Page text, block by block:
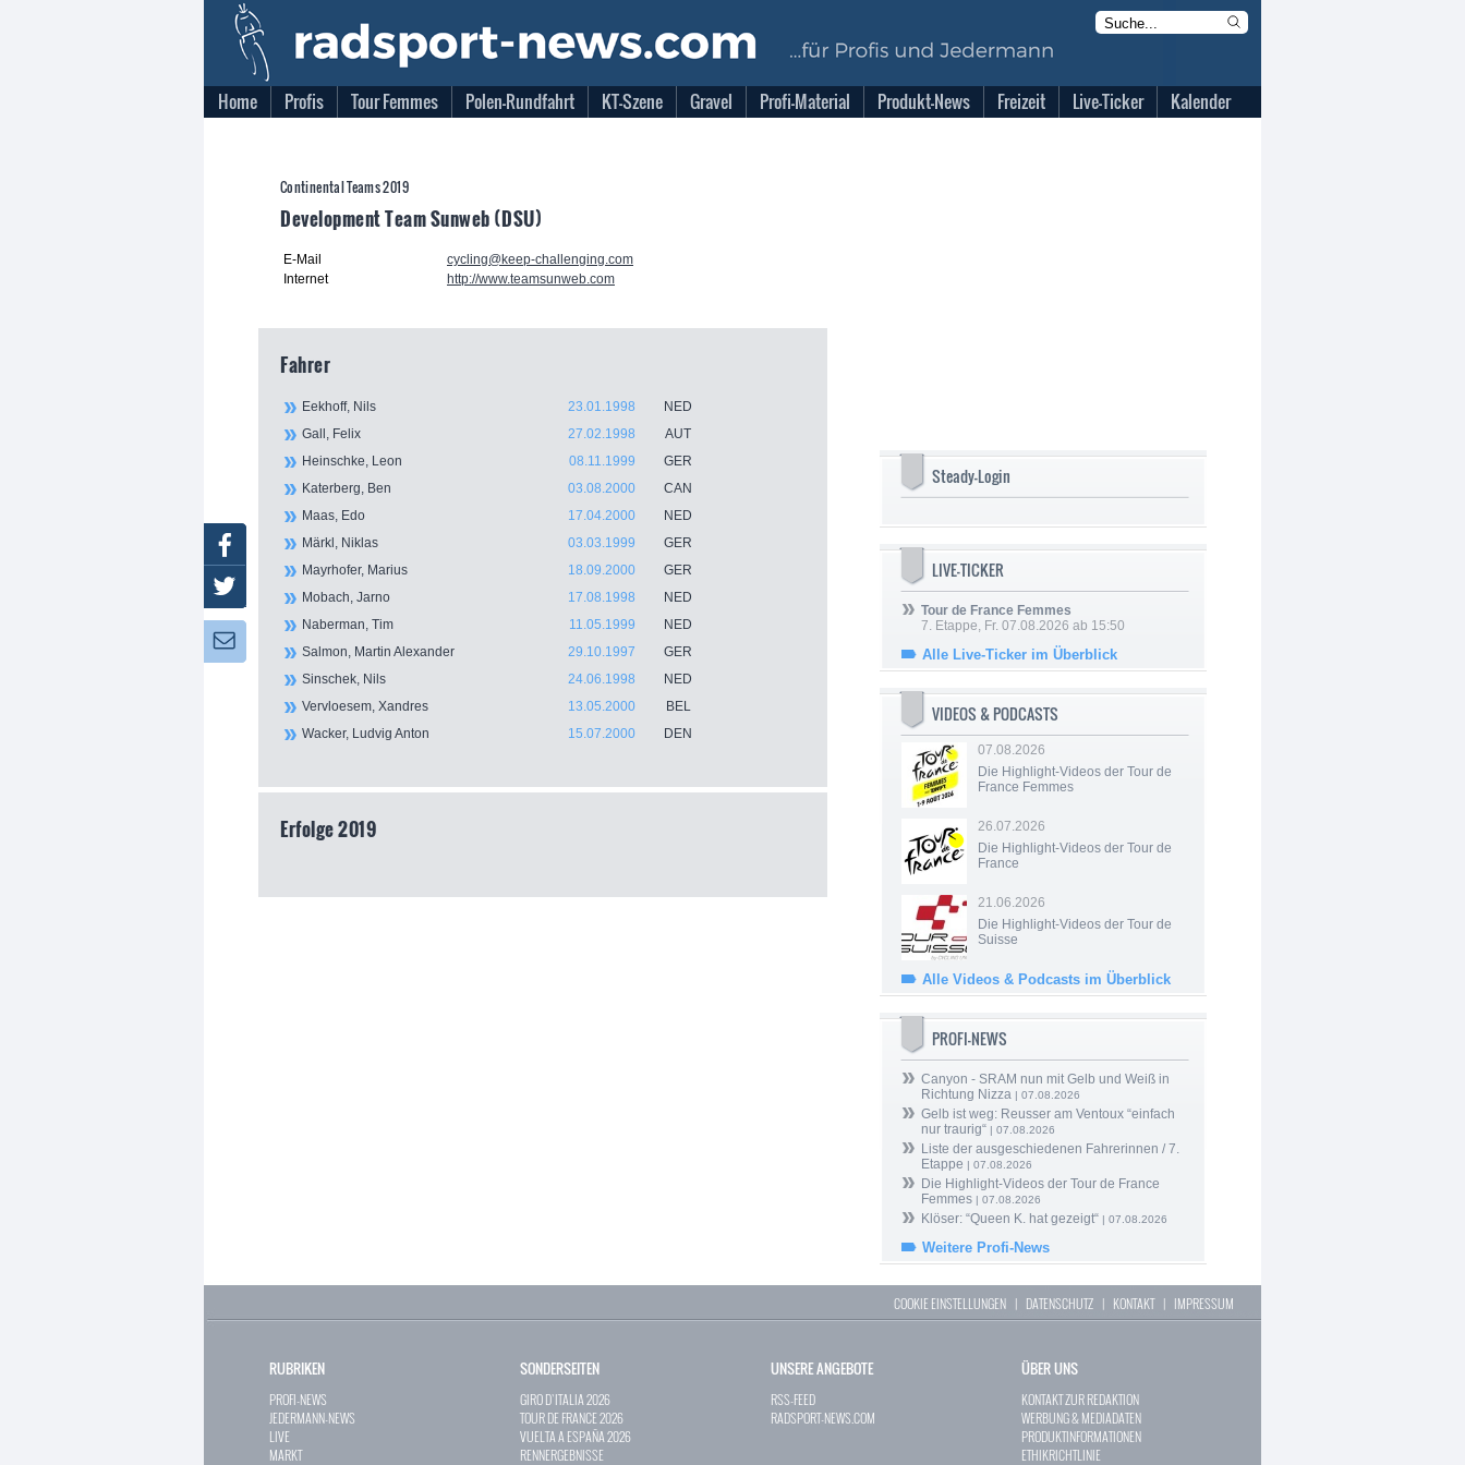
Home Profis Tour Femmes Polen-Rundfahrt KT-Szene Gravel Profi-Material Produkt-News Freizeit Live-Ticker Kalender
Continental Teams 2019
Development Team Sunweb (DSU)
E-Mail
cycling@keep-challenging.com
Internet
http://www.teamsunweb.com
Fahrer
Eekhoff, Nils 23.01.1998
NED
Gall, Felix
27.02.1998
AUT
Heinschke, Leon
08.11.1999
GER
Katerberg, Ben
03.08.2000
CAN
Maas, Edo
17.04.2000
NED
Märkl, Niklas
03.03.1999
GER
Mayrhofer, Marius
18.09.2000
GER
Mobach, Jarno
17.08.1998
NED
Naberman, Tim
11.05.1999
NED
Salmon, Martin Alexander
29.10.1997
GER
Sinschek, Nils
24.06.1998
NED
Vervloesem, Xandres
13.05.2000
BEL
Wacker, Ludvig Anton
15.07.2000 DEN
Erfolge 2019
Steady-Login
LIVE-TICKER
Tour de France Femmes
7. Etappe, Fr. 07.08.2026 ab 15:50
Alle Live-Ticker im Überblick
VIDEOS & PODCASTS
07.08.2026
Die Highlight-Videos der Tour de
France Femmes
26.07.2026
Die Highlight-Videos der Tour de
France
21.06.2026
Die Highlight-Videos der Tour de
Suisse
Alle Videos & Podcasts im Überblick
PROFI-NEWS
Canyon - SRAM nun mit Gelb und Weiß in
Richtung Nizza | 07.08.2026
Gelb ist weg: Reusser am Ventoux “einfach
nur traurig“ | 07.08.2026
Liste der ausgeschiedenen Fahrerinnen / 7.
Etappe | 07.08.2026
Die Highlight-Videos der Tour de France
Femmes | 07.08.2026
Klöser: “Queen K. hat gezeigt“ | 07.08.2026
Weitere Profi-News
Facebook
COOKIE EINSTELLUNGEN | DATENSCHUTZ | KONTAKT| IMPRESSUM
RUBRIKEN
PROFI-NEWS
JEDERMANN-NEWS
LIVE
MARKT
SONDERSEITEN
GIRO D`ITALIA 2026
TOUR DE FRANCE 2026
VUELTA A ESPAÑA 2026
RENNERGEBNISSE
UNSERE ANGEBOTE
RSS-FEED
RADSPORT-NEWS.COM
ÜBER UNS
KONTAKT ZUR REDAKTION
WERBUNG & MEDIADATEN
PRODUKTINFORMATIONEN
ETHIKRICHTLINIE